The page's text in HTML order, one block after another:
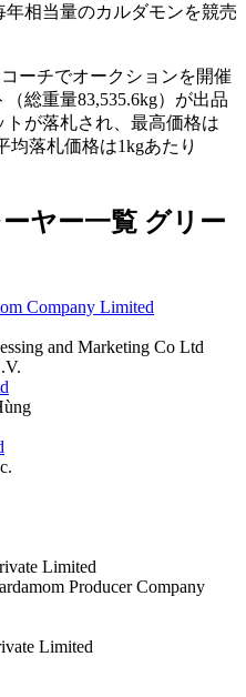
相当量のカルダモンを競売
ーチでオークションを開催
総重量83,535.6kg）が出品
トが落札され、最高価格は
均落札価格は1kgあたり
ヤー一覧 グリー
Company Limited
and Marketing Co Ltd
Limited
Producer Company
Limited